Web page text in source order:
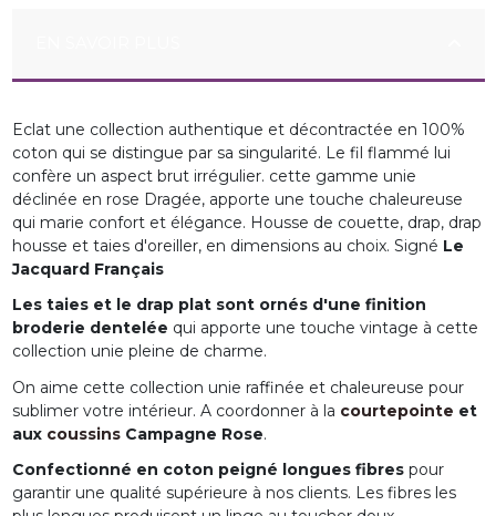
Eclat une collection authentique et décontractée en 100%
coton qui se distingue par sa singularité. Le fil flammé lui
confère un aspect brut irrégulier. cette gamme unie
déclinée en rose Dragée, apporte une touche chaleureuse
qui marie confort et élégance. Housse de couette, drap, drap
housse et taies d'oreiller, en dimensions au choix. Signé Le
Jacquard Français
Les taies et le drap plat sont ornés d'une finition
broderie dentelée qui apporte une touche vintage à cette
collection unie pleine de charme.
On aime cette collection unie raffinée et chaleureuse pour
sublimer votre intérieur. A coordonner à la courtepointe et
aux coussins Campagne Rose.
Confectionné en coton peigné longues fibrespour
garantir une qualité supérieure à nos clients. Les fibres les